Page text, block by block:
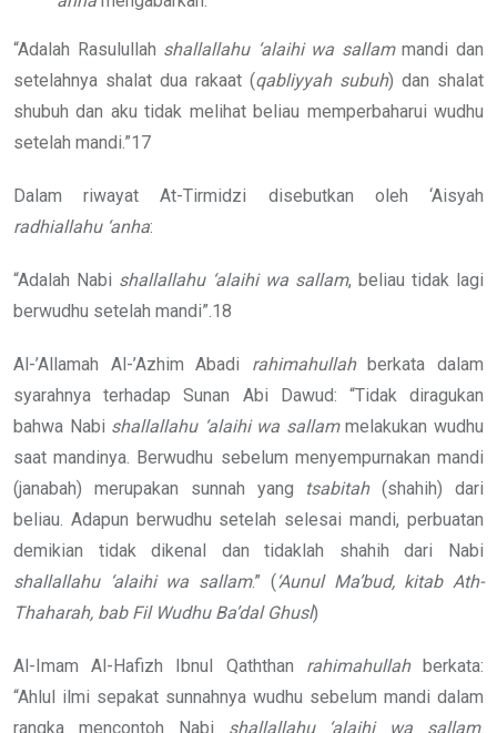
“Adalah Rasulullah shallallahu ‘alaihi wa sallammandi dan
setelahnya shalat dua rakaat (qabliyyah subuh) dan shalat
shubuh dan aku tidak melihat beliau memperbaharui wudhu
setelah mandi.”17
Dalam riwayat At-Tirmidzi disebutkan oleh ‘Aisyah
radhiallahu ‘anha:
“Adalah Nabi shallallahu ‘alaihi wa sallam, beliau tidak lagi
berwudhu setelah mandi”.18
Al-’Allamah Al-’Azhim Abadi rahimahullahberkata dalam
syarahnya terhadap Sunan Abi Dawud: “Tidak diragukan
bahwa Nabi shallallahu ‘alaihi wa sallammelakukan wudhu
saat mandinya. Berwudhu sebelum menyempurnakan mandi
(janabah) merupakan sunnah yang tsabitah(shahih) dari
beliau. Adapun berwudhu setelah selesai mandi, perbuatan
demikian tidak dikenal dan tidaklah shahih dari Nabi
shallallahu ‘alaihi wa sallam.” (‘Aunul Ma’bud, kitab Ath-
Thaharah, bab Fil Wudhu Ba’dal Ghusl)
Al-Imam Al-Hafizh Ibnul Qaththan rahimahullahberkata:
“Ahlul ilmi sepakat sunnahnya wudhu sebelum mandi dalam
rangka mencontoh Nabi shallallahu ‘alaihi wa sallam.